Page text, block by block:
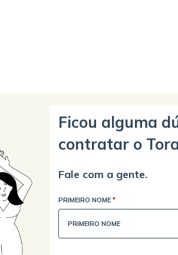
Ficou alguma
contratar o
Fale com a gente.
PRIMEIRO NOME *